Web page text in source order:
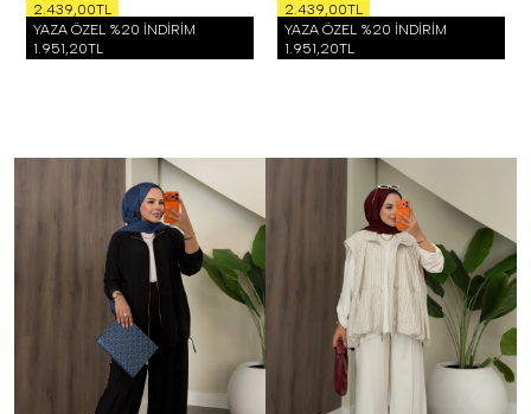
2.439,00TL
YAZA ÖZEL %20 İNDİRİM
1.951,20TL
2.439,00TL
YAZA ÖZEL %20 İNDİRİM
1.951,20TL